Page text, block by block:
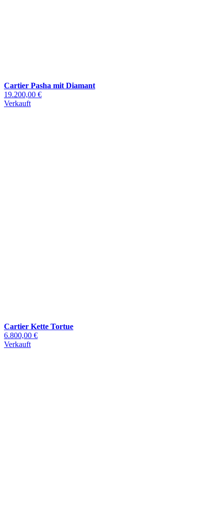
Cartier Pasha mit Diamant
19.200,00 €
Verkauft
Cartier Kette Tortue
6.800,00 €
Verkauft